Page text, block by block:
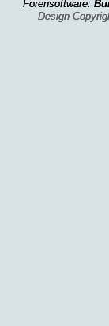
Forensoftware:
Design